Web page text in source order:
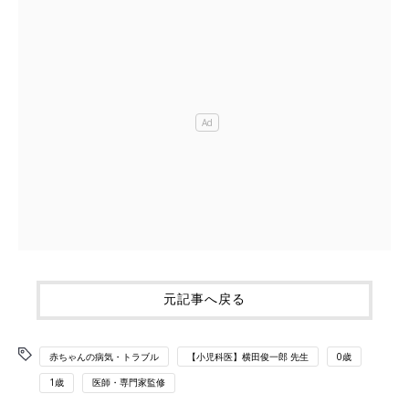
元記事へ戻る
赤ちゃんの病気・トラブル 【小児科医】横田俊一郎 先生 0歳
1歳 医師・専門家監修